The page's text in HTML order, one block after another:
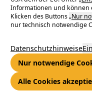
Informationen und können
Klicken des Buttons„Nur
nur technisch notwendige
Datenschutzhinweise
Nur notwendige
Alle Cookies